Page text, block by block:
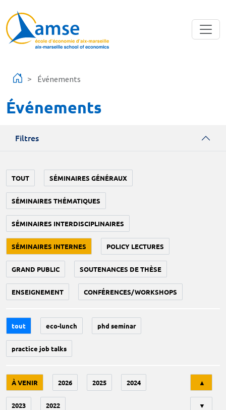
Événements
Événements
Filtres
TOUT SÉMINAIRES GÉNÉRAUX
SÉMINAIRES THÉMATIQUES
SÉMINAIRES INTERDISCIPLINAIRES
SÉMINAIRES INTERNES POLICY LECTURES
GRAND PUBLIC SOUTENANCES DE THÈSE
ENSEIGNEMENT CONFÉRENCES/WORKSHOPS
tout eco-lunch phd seminar
practice job talks
À VENIR 2026 2025 2024
2023 2022
▲
▼